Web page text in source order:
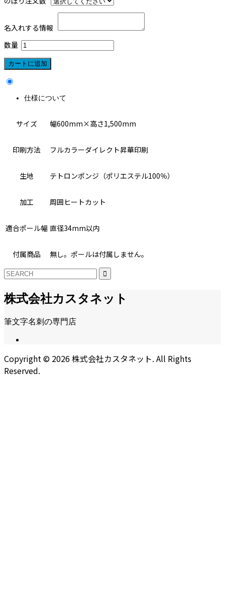
名入れする情報
数量
仕様について
サイズ 幅600mm×高さ1,500mm
印刷方法 フルカラーダイレクト昇華印刷
生地 テトロンポンジ（ポリエステル100％）
加工 周囲ヒートカット
適合ポール幅 直径34mm以内
付属商品 無し。ポールは付属しません。
株式会社カスタネット
筆文字名刺の専門店
Copyright © 2026株式会社カスタネット. All Rights
Reserved.